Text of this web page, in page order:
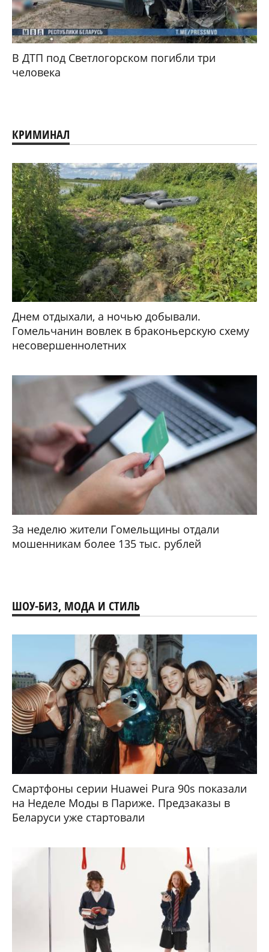
В ДТП под Светлогорском погибли три
человека
КРИМИНАЛ
Днем отдыхали, а ночью добывали.
Гомельчанин вовлек в браконьерскую схему
несовершеннолетних
За неделю жители Гомельщины отдали
мошенникам более 135 тыс. рублей
ШОУ-БИЗ, МОДА И СТИЛЬ
Смартфоны серии Huawei Pura 90s показали
на Неделе Моды в Париже. Предзаказы в
Беларуси уже стартовали